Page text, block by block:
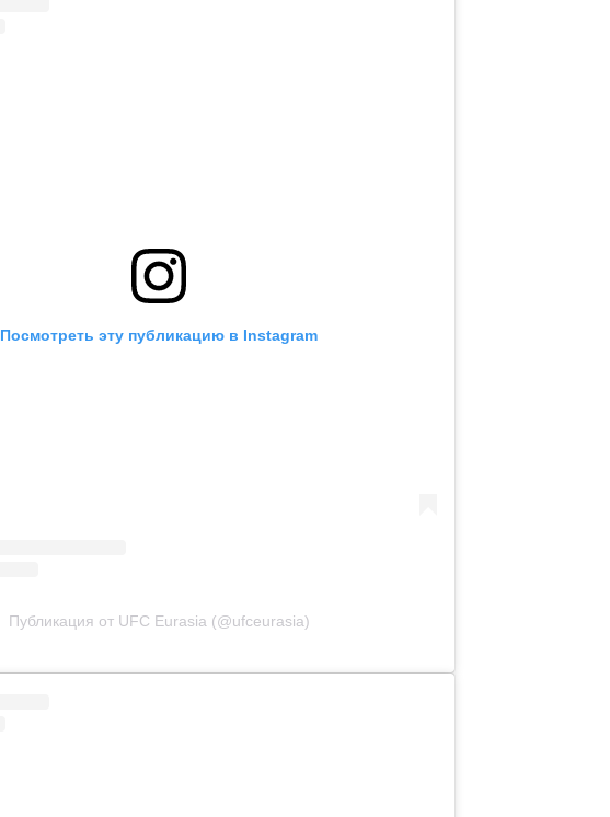
Посмотреть эту публикацию в Instagram
Публикация от UFC Eurasia (@ufceurasia)